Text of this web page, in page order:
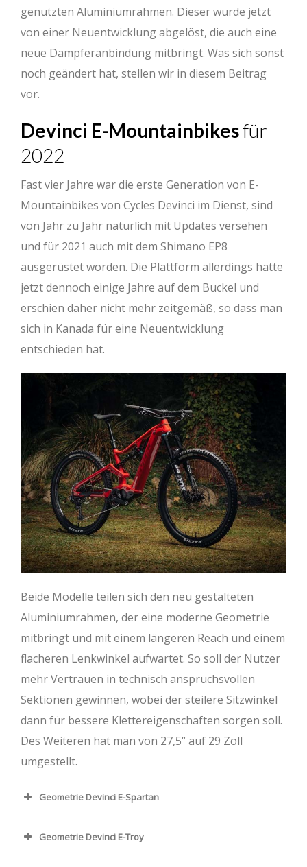
genutzten Aluminiumrahmen. Dieser wurde jetzt
von einer Neuentwicklung abgelöst, die auch eine
neue Dämpferanbindung mitbringt. Was sich sonst
noch geändert hat, stellen wir in diesem Beitrag
vor.
Devinci E-Mountainbikesfür
2022
Fast vier Jahre war die erste Generation von E-
Mountainbikes von Cycles Devinci im Dienst, sind
von Jahr zu Jahr natürlich mit Updates versehen
und für 2021 auch mit dem Shimano EP8
ausgerüstet worden. Die Plattform allerdings hatte
jetzt dennoch einige Jahre auf dem Buckel und
erschien daher nicht mehr zeitgemäß, so dass man
sich in Kanada für eine Neuentwicklung
entschieden hat.
Beide Modelle teilen sich den neu gestalteten
Aluminiumrahmen, der eine moderne Geometrie
mitbringt und mit einem längeren Reach und einem
flacheren Lenkwinkel aufwartet. So soll der Nutzer
mehr Vertrauen in technisch anspruchsvollen
Sektionen gewinnen, wobei der steilere Sitzwinkel
dann für bessere Klettereigenschaften sorgen soll.
Des Weiteren hat man von 27,5“ auf 29 Zoll
umgestellt.
Geometrie Devinci E-Spartan
Geometrie Devinci E-Troy